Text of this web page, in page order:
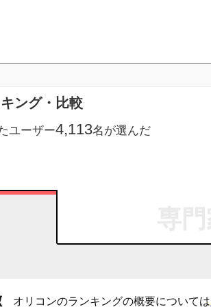
ング・比較
ユーザー4,113名が選んだ
オリコンのランキングの概要については